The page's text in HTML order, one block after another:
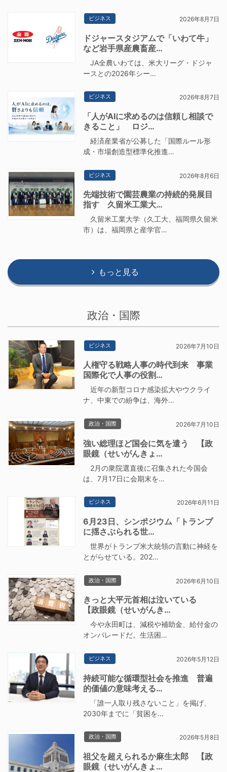
ビジネス 2026年8月7日
ドジャースタジアムで「いわて牛」
など岩手県産農畜産…
JA全農いわては、米大リーグ・ドジャ
ースとの2026年シー…
ビジネス 2026年8月7日
「人がAIに求めるのは信頼し相談で
きること」 ロジ…
経済産業省が公募した「国際ルール形
成・市場創造型標準化推進…
ビジネス 2026年8月6日
先端技術で園芸農業の持続的発展目
指す 久留米工業大…
久留米工業大学（久工大、福岡県久留米
市）は、福岡県と産学官…
もっと見る
政治・国際
ビジネス 2026年7月10日
人権守る戦略人事の時代到来 事業
国際化で人事の役割…
近年の新型コロナ感染拡大やウクライ
ナ、中東での紛争は、海外…
政治・国際 2026年7月10日
強い総理ほど国会に気を遣う 【政
眼鏡（せいがんきょ…
2月の衆院選直後に召集された今国会
は、7月17日に会期末を…
ビジネス 2026年6月11日
6月23日、シンポジウム「トランプ
に揺さぶられる世…
世界がトランプ米大統領の言動に神経を
とがらせている。202…
政治・国際 2026年6月10日
きっと大平元首相は泣いている
【政眼鏡（せいがんき…
今や永田町は、減税や補助金、給付金の
オンパレードだ。生活困…
ビジネス 2026年5月12日
持続可能な循環型社会を推進 普遍
的価値の意味考える…
「誰一人取り残さないこと」を掲げ、
2030年までに「貧困を…
政治・国際 2026年5月8日
祖父を超えられるか麻生太郎 【政
眼鏡（せいがんきょ…